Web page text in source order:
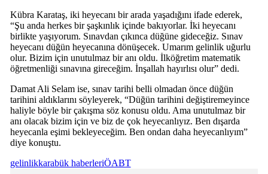
Kübra Karataş, iki heyecanı bir arada yaşadığını ifade ederek,
“Şu anda herkes bir şaşkınlık içinde bakıyorlar. İki heyecanı
birlikte yaşıyorum. Sınavdan çıkınca düğüne gideceğiz. Sınav
heyecanı düğün heyecanına dönüşecek. Umarım gelinlik uğurlu
olur. Bizim için unutulmaz bir anı oldu. İlköğretim matematik
öğretmenliği sınavına gireceğim. İnşallah hayırlısı olur” dedi.
Damat Ali Selam ise, sınav tarihi belli olmadan önce düğün
tarihini aldıklarını söyleyerek, “Düğün tarihini değiştiremeyince
haliyle böyle bir çakışma söz konusu oldu. Ama unutulmaz bir
anı olacak bizim için ve biz de çok heyecanlıyız. Ben dışarda
heyecanla eşimi bekleyeceğim. Ben ondan daha heyecanlıyım”
diye konuştu.
gelinlikkarabük haberleriÖABT